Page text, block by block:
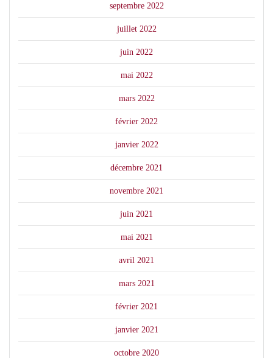
septembre 2022
juillet 2022
juin 2022
mai 2022
mars 2022
février 2022
janvier 2022
décembre 2021
novembre 2021
juin 2021
mai 2021
avril 2021
mars 2021
février 2021
janvier 2021
octobre 2020